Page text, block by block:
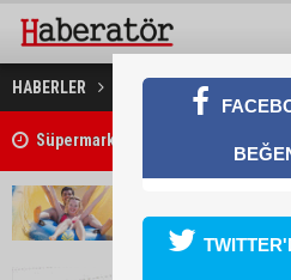
HABERLER GÜNDEM Ucuz atlattı
Süpermarketteki bıçaklı